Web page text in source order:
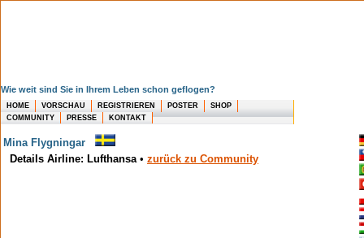
Wie weit sind Sie in Ihrem Leben schon geflogen?
HOME VORSCHAU REGISTRIEREN POSTER
SHOP
COMMUNITY
PRESSE KONTAKT
Mina Flygningar
Details Airline: Lufthansa• zurück zu Community